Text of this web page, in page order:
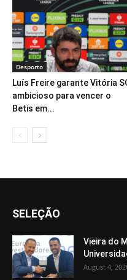
Desporto
Luís Freire garante Vitória
ambicioso para vencer o
Betis em...
SELEÇÃO
Vieira do
August 4,